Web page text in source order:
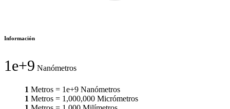
Información
1e+9 Nanómetros
1 Metros = 1e+9 Nanómetros
1 Metros = 1,000,000 Micrómetros